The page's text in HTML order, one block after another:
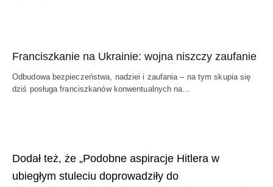
Franciszkanie na Ukrainie: wojna niszczy zaufanie
Odbudowa bezpieczeństwa, nadziei i zaufania – na tym skupia się
dziś posługa franciszkanów konwentualnych na…
Dodał też, że „Podobne aspiracje Hitlera w
ubiegłym stuleciu doprowadziły do